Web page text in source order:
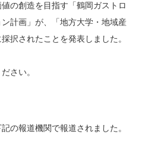
産官学連携
の創造を目指す「鶴岡ガストロ
計画」が、
「地方大学・地域産
択されたことを発表しました。
さい。
の報道機関で報道されました。